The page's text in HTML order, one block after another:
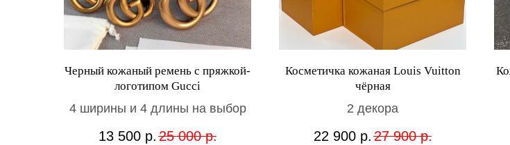
Черный кожаный ремень с пряжкой-
логотипом Gucci
4 ширины и 4 длины на выбор
13 500 р. 25 000 р.
Косметичка кожаная Louis Vuitton
чёрная
2 декора
22 900 р. 27 900 р.